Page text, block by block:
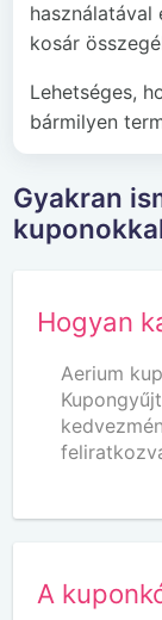
használatával
kosár
Lehetséges,
bármilyen
Gyakran
Hogyan
Aerium
A